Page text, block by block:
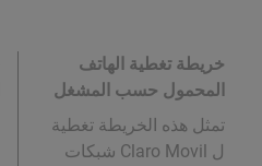
خريطة تغطية الهاتف
المحمول حسب المشغل
تمثل هذه الخريطة تغطية
ل Claro Movil شبكات